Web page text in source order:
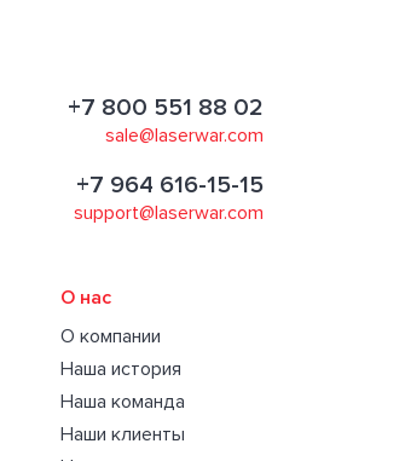
+7 800 551 88 02
sale@laserwar.com
+7 964 616-15-15
support@laserwar.com
О нас
О компании
Наша история
Наша команда
Наши клиенты